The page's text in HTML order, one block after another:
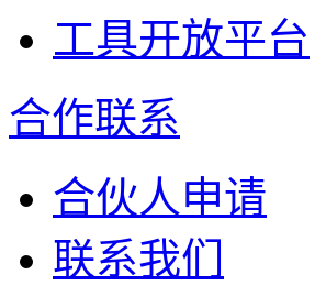
工具开放平台
合作联系
合伙人申请
联系我们